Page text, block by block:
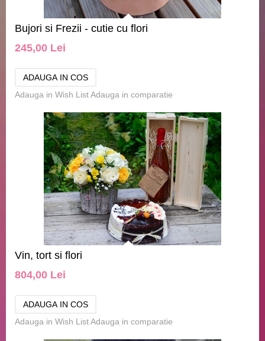
Bujori si Frezii - cutie cu flori
245,00 Lei
Adauga in Wish ListAdauga in comparatie
Vin, tort si flori
804,00 Lei
Adauga in Wish ListAdauga in comparatie